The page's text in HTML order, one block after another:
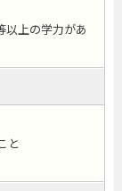
以上の学力があ
と